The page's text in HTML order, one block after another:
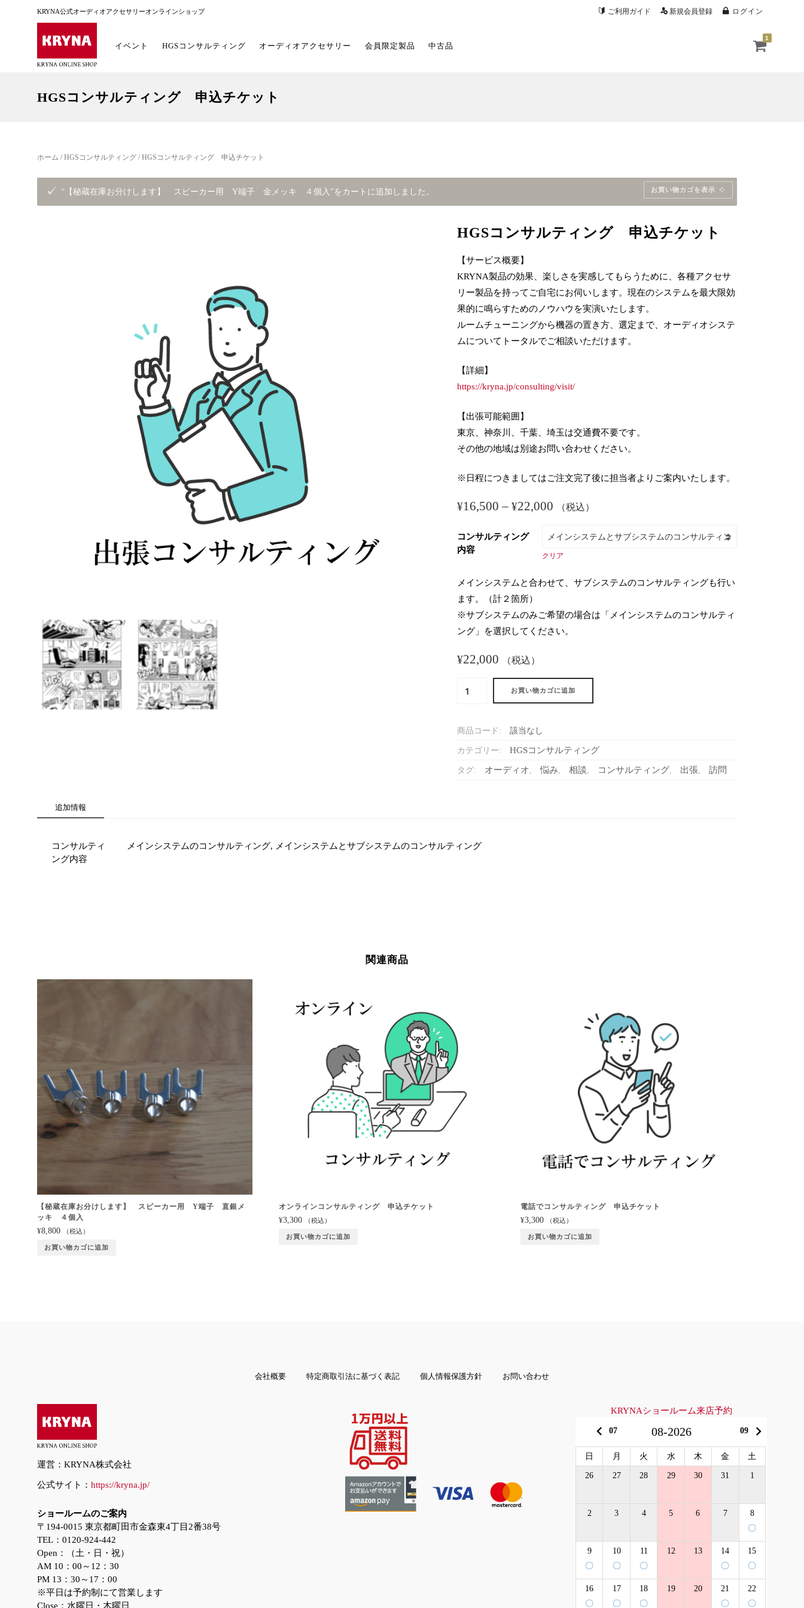
KRYNA公式オーディオアクセサリーオンラインショップ ご利用ガイド 新規会員登録 ログイン
イベント HGSコンサルティング オーディオアクセサリー 会員限定製品 中古品
1
HGSコンサルティング 申込チケット
ホーム /HGSコンサルティング / HGSコンサルティング 申込チケット
お買い物カゴを表示
“【秘蔵在庫お分けします】 スピーカー用 Y端子 金メッキ ４個入”をカートに追加しました。
HGSコンサルティング 申込チケット
【サービス概要】
KRYNA製品の効果、楽しさを実感してもらうために、各種アクセサ
リー製品を持ってご自宅にお伺いします。現在のシステムを最大限効
果的に鳴らすためのノウハウを実演いたします。
ルームチューニングから機器の置き方、選定まで、オーディオシステ
ムについてトータルでご相談いただけます。
【詳細】
https://kryna.jp/consulting/visit/
【出張可能範囲】
東京、神奈川、千葉、埼玉は交通費不要です。
その他の地域は別途お問い合わせください。
※日程につきましてはご注文完了後に担当者よりご案内いたします。
¥16,500 – ¥22,000 （税込）
コンサルティング
内容
クリア
メインシステムと合わせて、サブシステムのコンサルティングも行い
ます。（計２箇所）
※サブシステムのみご希望の場合は「メインシステムのコンサルティ
ング」を選択してください。
¥22,000 （税込）
ル
テ
ン
ケ
お買い物カゴに追加
商品コード: 該当なし
カテゴリー: HGSコンサルティング
タグ: オーディオ 悩み 相談 コンサルティング 出張 訪問
追加情報
コンサルティ
ング内容
メインシステムのコンサルティング, メインシステムとサブシステムのコンサルティング
関連商品
【秘蔵在庫お分けします】 スピーカー用 Y端子 直銀メ
ッキ ４個入
¥8,800 （税込）
お買い物カゴに追加
オンラインコンサルティング 申込チケット
¥3,300 （税込）
お買い物カゴに追加
電話でコンサルティング 申込チケット
¥3,300 （税込）
お買い物カゴに追加
会社概要 特定商取引法に基づく表記 個人情報保護方針 お問い合わせ
運営：KRYNA株式会社
公式サイト： https://kryna.jp/
ショールームのご案内
〒194-0015 東京都町田市金森東4丁目2番38号
TEL：0120-924-442
Open：（土・日・祝）
AM 10：00～12：30
PM 13：30～17：00
※平日は予約制にて営業します
Close：水曜日・木曜日
KRYNAショールーム来店予約
keyboard_arrow_left 07 08-2026 09 keyboard_arrow_right
日 月 火 水 木 金 土
26 27 28 29 30 31 1
2 3 4 5 6 7 8
〇
9
〇
10
〇
11
〇
12 13 14
〇
15
〇
16
〇
17
〇
18
〇
19 20 21
〇
22
〇